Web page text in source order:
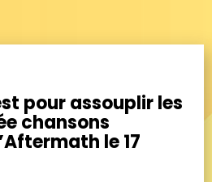
pour assouplir les
chansons
le 17